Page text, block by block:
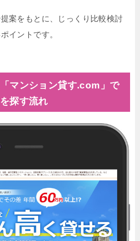
案をもとに、じっくり比較検討
イントです。
マンション貸す.com」で
探す流れ